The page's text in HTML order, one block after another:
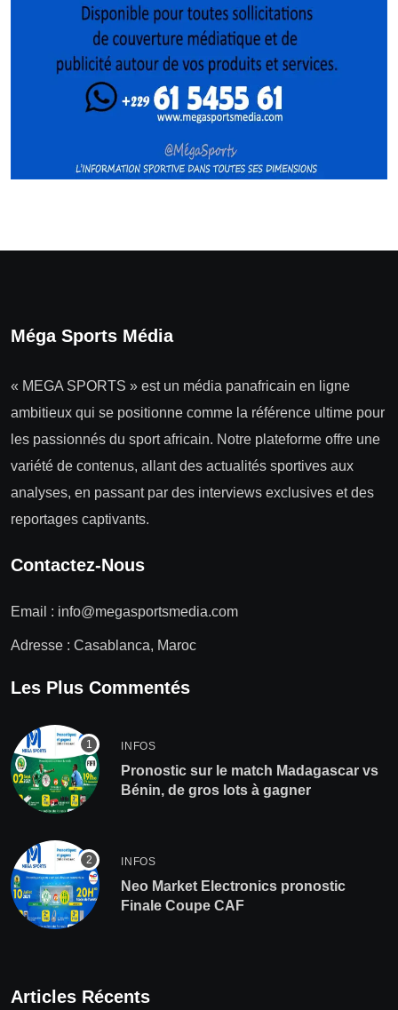
Méga Sports Média
« MEGA SPORTS » est un média panafricain en ligne
ambitieux qui se positionne comme la référence ultime pour
les passionnés du sport africain. Notre plateforme offre une
variété de contenus, allant des actualités sportives aux
analyses, en passant par des interviews exclusives et des
reportages captivants.
Contactez-Nous
Email : info@megasportsmedia.com
Adresse : Casablanca, Maroc
Les Plus Commentés
INFOS
Pronostic sur le match Madagascar vs
Bénin, de gros lots à gagner
INFOS
Neo Market Electronics pronostic
Finale Coupe CAF
Articles Récents